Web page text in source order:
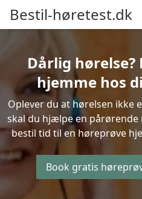
Bestil-høretest.dk
Dårlig
hjemme hos
Oplever du at hørelsen ikke
skal du hjælpe en pårørende
bestil tid til en høreprøve
Book gratis